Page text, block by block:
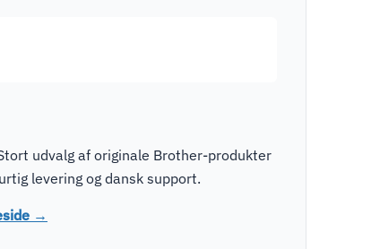
udvalg af originale Brother-produkter
levering og dansk support.
→